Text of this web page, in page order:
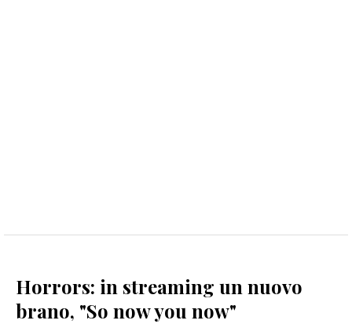
Horrors: in streaming un nuovo
brano, "So now you now"